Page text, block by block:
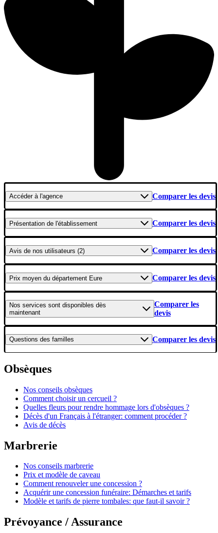
Accéderà l'agence Comparer les devis
Présentation de l'établissement Comparer les devis
Avis de nos utilisateurs (2) Comparer les devis
Prix moyen du département Eure Comparer les devis
Nos services sont disponibles dès
maintenant
Comparer les
devis
Questions des familles Comparer les devis
Obsèques
Nos conseils obsèques
Comment choisir un cercueil ?
Quelles fleurs pour rendre hommage lors d'obsèques ?
Décès d'un Français à l'étranger: comment procéder ?
Avis de décès
Marbrerie
Nos conseils marbrerie
Prix et modèle de caveau
Comment renouveler une concession ?
Acquérir une concession funéraire: Démarches et tarifs
Modèle et tarifs de pierre tombales: que faut-il savoir ?
Prévoyance / Assurance